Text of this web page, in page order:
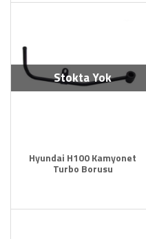
Stokta Yok
Hyundai H100 Kamyonet
Turbo Borusu